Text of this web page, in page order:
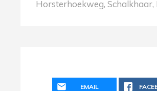
Horsterhoekweg, Schalkhaar,
EMAIL